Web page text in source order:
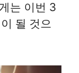
는 이번 3
될 것으